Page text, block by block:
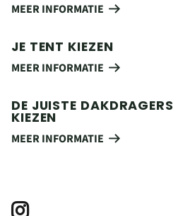
MEER INFORMATIE
JE TENT KIEZEN
MEER INFORMATIE
DE JUISTE DAKDRAGERS
KIEZEN
MEER INFORMATIE